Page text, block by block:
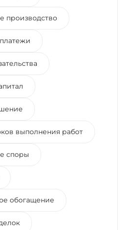
производство
выполнения работ
споры
обогащение